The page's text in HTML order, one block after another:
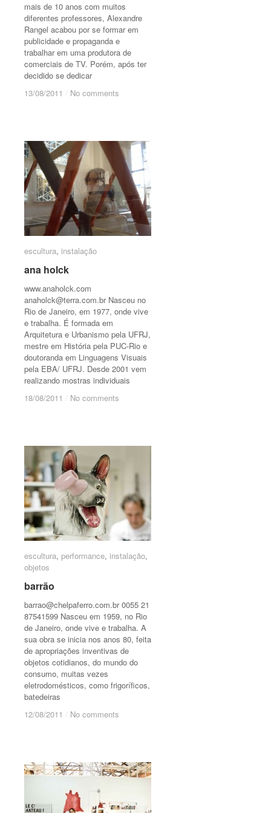
mais de 10 anos com muitos
diferentes professores, Alexandre
Rangel acabou por se formar em
publicidade e propaganda e
trabalhar em uma produtora de
comerciais de TV. Porém, após ter
decidido se dedicar
13/08/2011 / No comments
13/08/2011 / No comments
escultura, instalação
ana holck
www.anaholck.com
anaholck@terra.com.brNasceu no
Rio de Janeiro, em 1977, onde vive
e trabalha. É formada em
Arquitetura e Urbanismo pela UFRJ,
mestre em História pela PUC-Rio e
doutoranda em Linguagens Visuais
pela EBA/ UFRJ. Desde 2001 vem
realizando mostras individuais
18/08/2011 / No comments
escultura instalação
ana holck
18/08/2011 / No comments
escultura, performance, instalação,
objetos
barrão
barrao@chelpaferro.com.br0055 21
87541599 Nasceu em 1959, no Rio
de Janeiro, onde vive e trabalha. A
sua obra se inicia nos anos 80, feita
de apropriações inventivas de
objetos cotidianos, do mundo do
consumo, muitas vezes
eletrodomésticos, como frigoríficos,
batedeiras
12/08/2011 / No comments
escultura performance instalação
objetos
barrão
12/08/2011 / No comments